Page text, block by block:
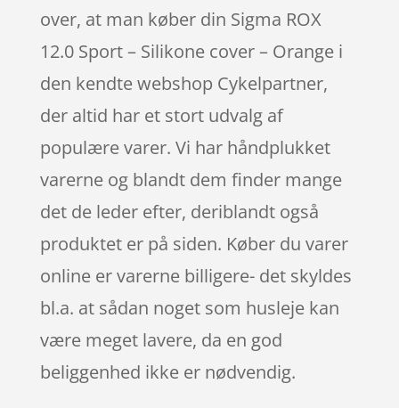
over, at man køber din Sigma ROX
12.0 Sport – Silikone cover – Orange i
den kendte webshop Cykelpartner,
der altid har et stort udvalg af
populære varer. Vi har håndplukket
varerne og blandt dem finder mange
det de leder efter, deriblandt også
produktet er på siden. Køber du varer
online er varerne billigere- det skyldes
bl.a. at sådan noget som husleje kan
være meget lavere, da en god
beliggenhed ikke er nødvendig.